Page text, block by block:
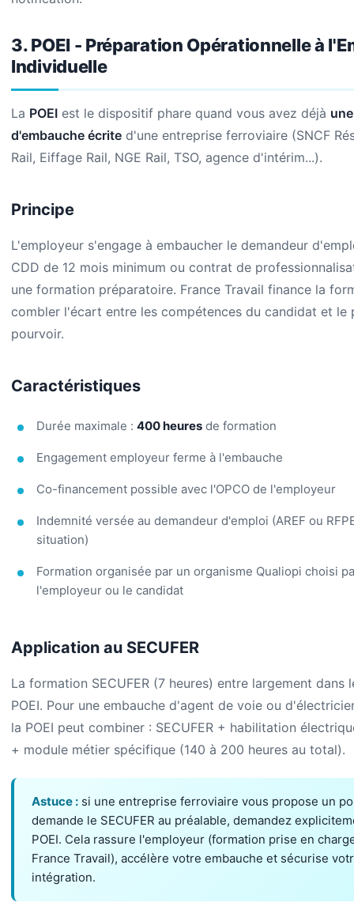
3. POEI - Préparation Opérationnelle à
Individuelle
La POEI est le dispositif phare quand vous avez déjà
d'embauche écrite d'une entreprise ferroviaire (SNCF
Rail, Eiffage Rail, NGE Rail, TSO, agence d'intérim...).
Principe
L'employeur s'engage à embaucher le demandeur
CDD de 12 mois minimum ou contrat de
une formation préparatoire. France Travail finance la
combler l'écart entre les compétences du candidat et le
pourvoir.
Caractéristiques
Durée maximale : 400 heures de formation
Engagement employeur ferme à l'embauche
Co-financement possible avec l'OPCO de l'employeur
Indemnité versée au demandeur d'emploi (AREF ou
situation)
Formation organisée par un organisme Qualiopi choisi
l'employeur ou le candidat
Application au SECUFER
La formation SECUFER (7 heures) entre largement dans
POEI. Pour une embauche d'agent de voie ou
la POEI peut combiner : SECUFER + habilitation
+ module métier spécifique (140 à 200 heures au total).
Astuce : si une entreprise ferroviaire vous propose un
demande le SECUFER au préalable, demandez
POEI. Cela rassure l'employeur (formation prise en
France Travail), accélère votre embauche et sécurise
intégration.